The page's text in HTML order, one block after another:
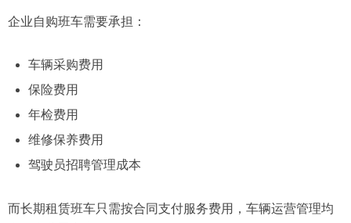
企业自购班车需要承担：
车辆采购费用
保险费用
年检费用
维修保养费用
驾驶员招聘管理成本
而长期租赁班车只需按合同支付服务费用，车辆运营管理均